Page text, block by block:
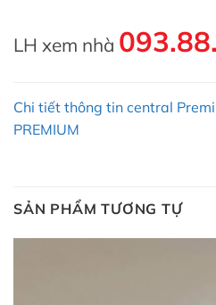
LH xem nhà
Chi tiết thông tin central
PREMIUM
SẢN PHẨM TƯƠNG TỰ